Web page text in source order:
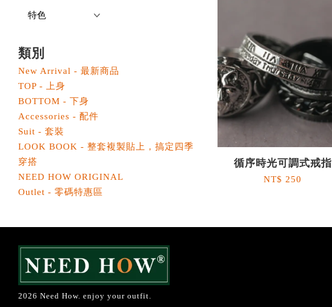
類別
New Arrival - 最新商品
TOP - 上身
BOTTOM - 下身
Accessories - 配件
Suit - 套裝
LOOK BOOK - 整套複製貼上，搞定四季
穿搭
NEED HOW ORIGINAL
Outlet - 零碼特惠區
循序時光可調式戒指
NT$ 250
2026 Need How. enjoy your outfit.